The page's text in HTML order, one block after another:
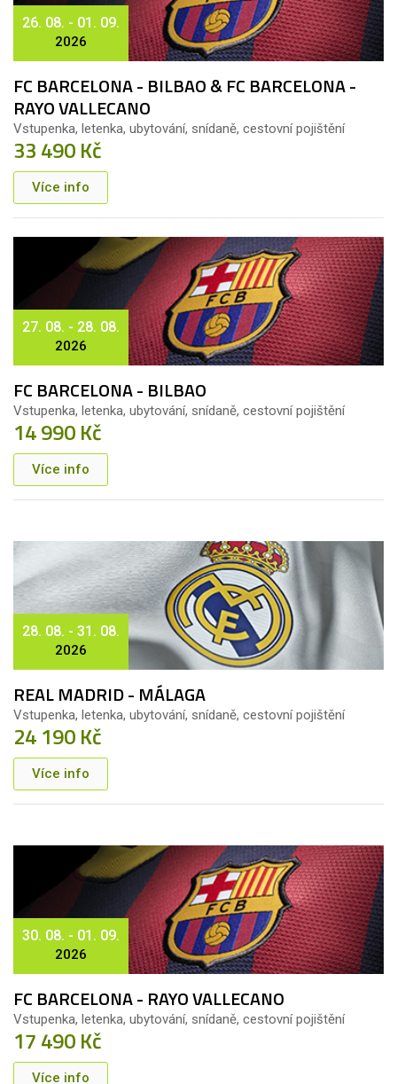
26. 08. - 01. 09.
2026
FC BARCELONA - BILBAO & FC BARCELONA -
RAYO VALLECANO
Vstupenka, letenka, ubytování, snídaně, cestovní pojištění
33 490 Kč
Více info
27. 08. - 28. 08.
2026
FC BARCELONA - BILBAO
Vstupenka, letenka, ubytování, snídaně, cestovní pojištění
14 990 Kč
Více info
28. 08. - 31. 08.
2026
REAL MADRID - MÁLAGA
Vstupenka, letenka, ubytování, snídaně, cestovní pojištění
24 190 Kč
Více info
30. 08. - 01. 09.
2026
FC BARCELONA - RAYO VALLECANO
Vstupenka, letenka, ubytování, snídaně, cestovní pojištění
17 490 Kč
Více info